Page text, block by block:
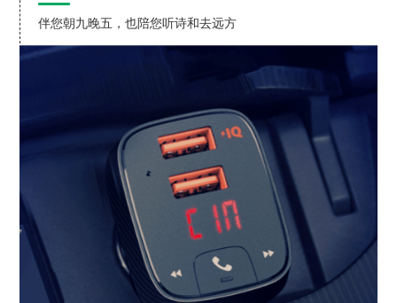
伴您朝九晚五，也陪您听诗和去远方